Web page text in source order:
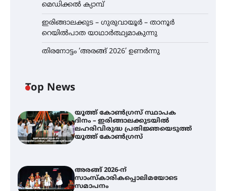
മെഡിക്കൽ ക്യാമ്പ്
ഇരിങ്ങാലക്കുട – ഗുരുവായൂർ – താനൂർ
റെയിൽപാത യാഥാർത്ഥ്യമാകുന്നു
തിരനോട്ടം ‘അരങ്ങ് 2026’ ഉണർന്നു
Top News
യൂത്ത് കോൺഗ്രസ്‌ സ്ഥാപക
ദിനം – ഇരിങ്ങാലക്കുടയിൽ
ലഹരിവിരുദ്ധ പ്രതിജ്ഞയെടുത്ത്
യൂത്ത് കോൺഗ്രസ്
അരങ്ങ് 2026-ന്
സാംസ്കാരികപ്പൊലിമയോടെ
സമാപനം